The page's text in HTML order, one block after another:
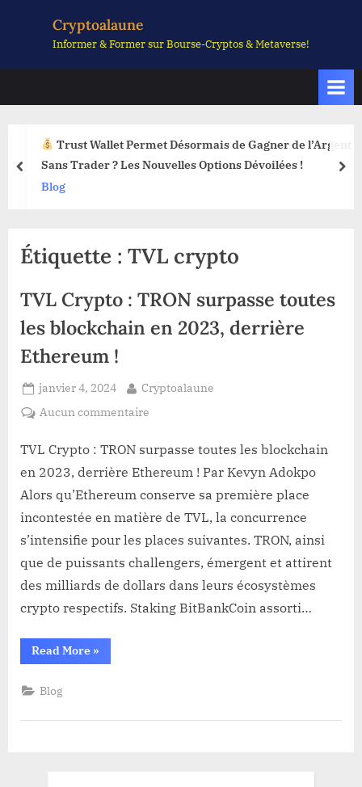
Cryptoalaune
Informer & Former sur Bourse-Cryptos & Metaverse!
Trust Wallet Permet Désormais de Gagner de l’Argent
Sans Trader ? Les Nouvelles Options Dévoilées !
Blog
prev
Étiquette : TVL crypto
TVL Crypto : TRON surpasse toutes
les blockchain en 2023, derrière
Ethereum !
Posted
on
janvier 4, 2024 By
Cryptoalaune
Aucun commentaire
Crypto
:
surpasse
toutes
les
blockchain
derrière
TVL Crypto : TRON surpasse toutes les blockchain
en 2023, derrière Ethereum ! Par Kevyn Adokpo
Alors qu’Ethereum conserve sa première place
incontestée en matière de TVL, la concurrence
s’intensifie pour les places suivantes. TRON, ainsi
que de puissants challengers, émergent et attirent
des milliards de dollars dans leurs écosystèmes
crypto respectifs. Staking BitBankCoin assorti…
Read More“TVL
Crypto
les
»
Blog